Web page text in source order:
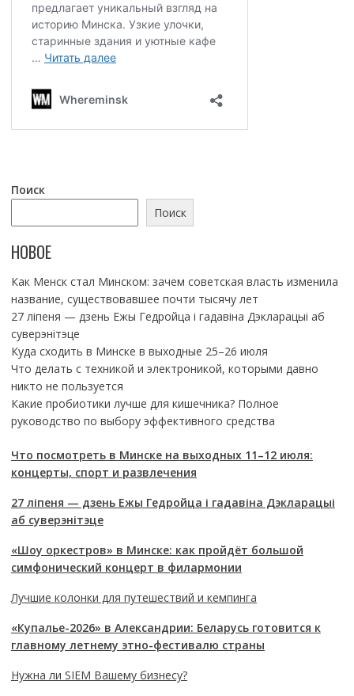
Поиск
Поиск
НОВОЕ
Как Менск стал Минском: зачем советская власть изменила
название, существовавшее почти тысячу лет
27 ліпеня — дзень Ежы Гедройца і гадавіна Дэкларацыі аб
суверэнітэце
Куда сходить в Минске в выходные 25–26 июля
Что делать с техникой и электроникой, которыми давно
никто не пользуется
Какие пробиотики лучше для кишечника? Полное
руководство по выбору эффективного средства
Что посмотреть в Минске на выходных 11–12 июля:
концерты, спорт и развлечения
27 ліпеня — дзень Ежы Гедройца і гадавіна Дэкларацыі
аб суверэнітэце
«Шоу оркестров» в Минске: как пройдёт большой
симфонический концерт в филармонии
Лучшие колонки для путешествий и кемпинга
«Купалье-2026» в Александрии: Беларусь готовится к
главному летнему этно-фестивалю страны
Нужна ли SIEM Вашему бизнесу?